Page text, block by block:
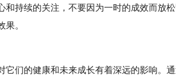
持续的关注，不要因为一时的成效而放
。
们的健康和未来成长有着深远的影响。